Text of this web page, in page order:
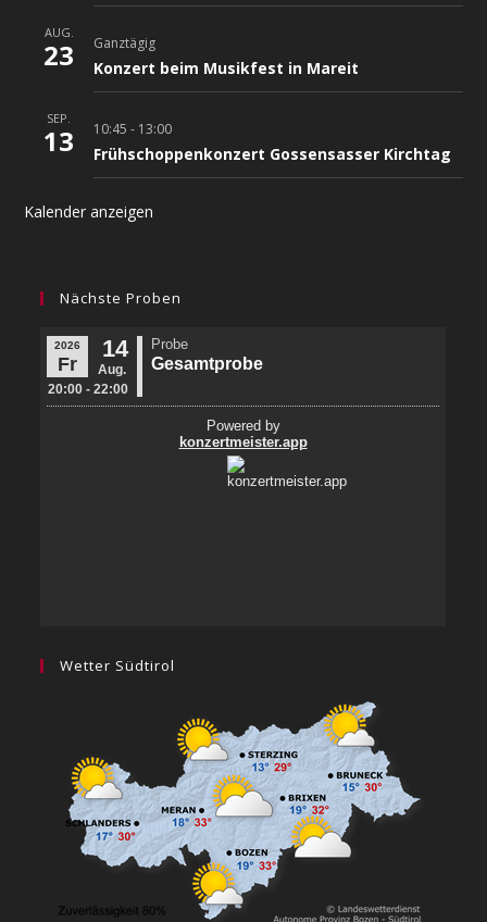
AUG.
23 Ganztägig
Konzert beim Musikfest in Mareit
SEP.
13 10:45 - 13:00
Frühschoppenkonzert Gossensasser Kirchtag
Kalender anzeigen
Nächste Proben
Wetter Südtirol